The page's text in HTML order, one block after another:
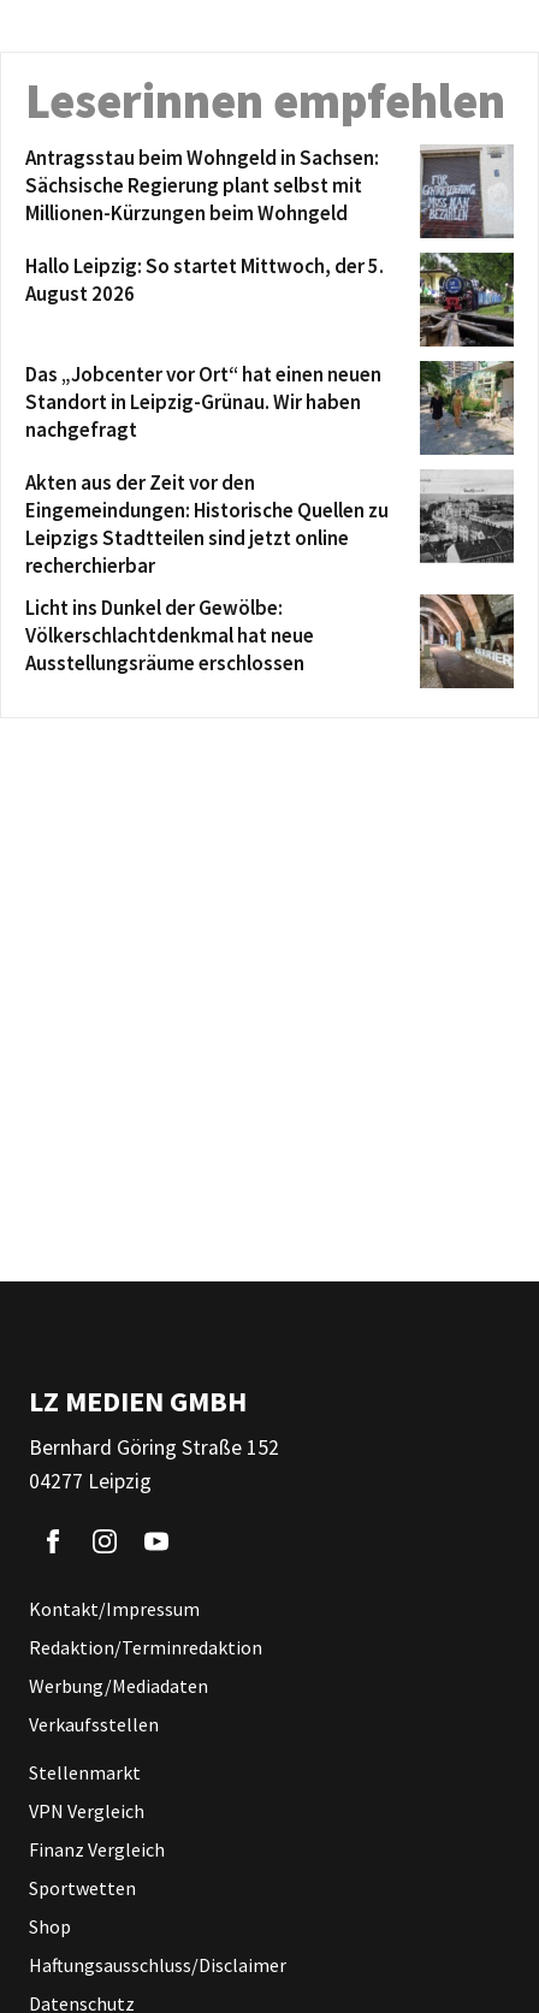
Leserinnen empfehlen
Antragsstau beim Wohngeld in Sachsen:
Sächsische Regierung plant selbst mit
Millionen-Kürzungen beim Wohngeld
Hallo Leipzig: So startet Mittwoch, der 5.
August 2026
Das „Jobcenter vor Ort“ hat einen neuen
Standort in Leipzig-Grünau. Wir haben
nachgefragt
Akten aus der Zeit vor den
Eingemeindungen: Historische Quellen zu
Leipzigs Stadtteilen sind jetzt online
recherchierbar
Licht ins Dunkel der Gewölbe:
Völkerschlachtdenkmal hat neue
Ausstellungsräume erschlossen
LZ MEDIEN GMBH
Bernhard Göring Straße 152
04277 Leipzig
Kontakt/Impressum
Redaktion/Terminredaktion
Werbung/Mediadaten
Verkaufsstellen
Stellenmarkt
VPN Vergleich
Finanz Vergleich
Sportwetten
Shop
Haftungsausschluss/Disclaimer
Datenschutz